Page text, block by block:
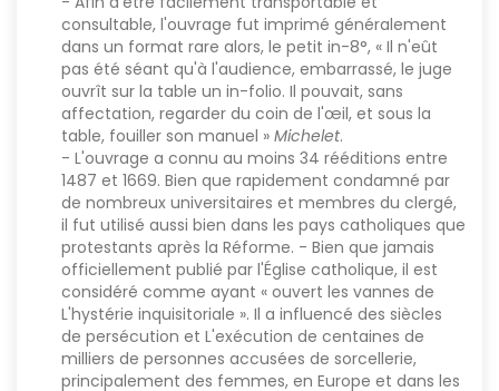
consultable, l'ouvrage fut imprimé généralement
dans un format rare alors, le petit in-8°, « Il n'eût
pas été séant qu'à l'audience, embarrassé, le juge
ouvrît sur la table un in-folio. Il pouvait, sans
affectation, regarder du coin de l'œil, et sous la
table, fouiller son manuel » Michelet.
- L'ouvrage a connu au moins 34 rééditions entre
1487 et 1669. Bien que rapidement condamné par
de nombreux universitaires et membres du clergé,
il fut utilisé aussi bien dans les pays catholiques que
protestants après la Réforme. - Bien que jamais
officiellement publié par l'Église catholique, il est
considéré comme ayant « ouvert les vannes de
L'hystérie inquisitoriale ». Il a influencé des siècles
de persécution et L'exécution de centaines de
milliers de personnes accusées de sorcellerie,
principalement des femmes, en Europe et dans les